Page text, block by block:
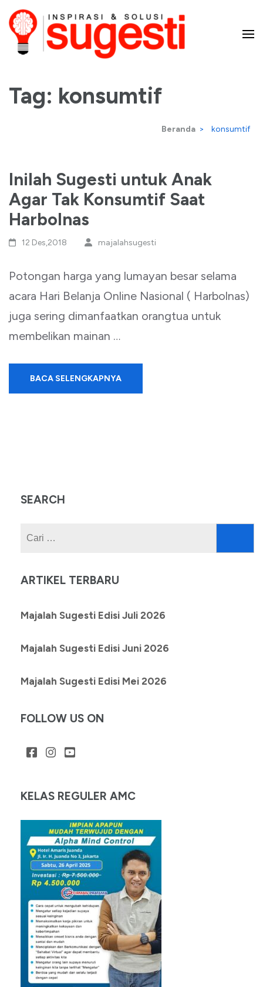
Lompat
ke
konten
Enter)
dan Solusi
Tag: konsumtif
Beranda > konsumtif
Inilah Sugesti untuk Anak
Agar Tak Konsumtif Saat
Harbolnas
12 Des,2018 majalahsugesti
Potongan harga yang lumayan besar selama
acara Hari Belanja Online Nasional ( Harbolnas)
juga sering dimanfaatkan orangtua untuk
membelikan mainan …
BACA SELENGKAPNYA
SEARCH
ARTIKEL TERBARU
Majalah Sugesti Edisi Juli 2026
Majalah Sugesti Edisi Juni 2026
Majalah Sugesti Edisi Mei 2026
FOLLOW US ON
KELAS REGULER AMC